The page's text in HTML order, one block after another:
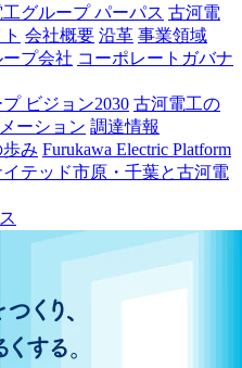
グループ パーパス 古河電
会社概要 沿革 事業領域
プ会社 コーポレートガバナ
ビジョン2030 古河電工の
ーション 調達情報
み Furukawa Electric Platform
テッド市原・千葉と古河電